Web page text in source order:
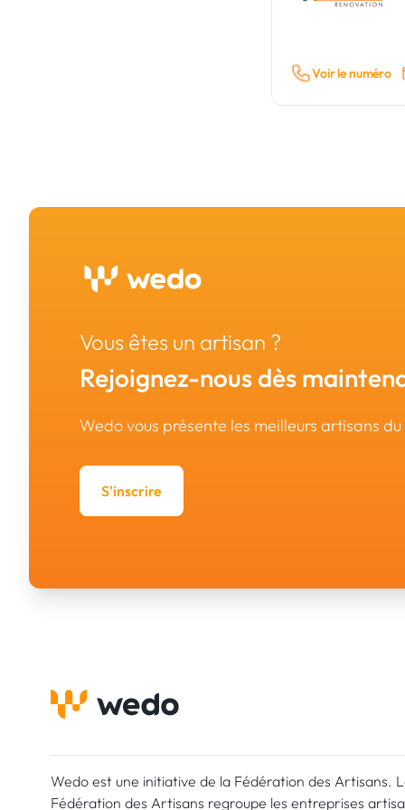
Voir le numéro
Vous êtes un artisan ?
Rejoignez-nous dès
Wedo vous présente les meilleurs artisans
S'inscrire
Wedo est une initiative de la Fédération des Artisans.
Fédération des Artisans regroupe les entreprises